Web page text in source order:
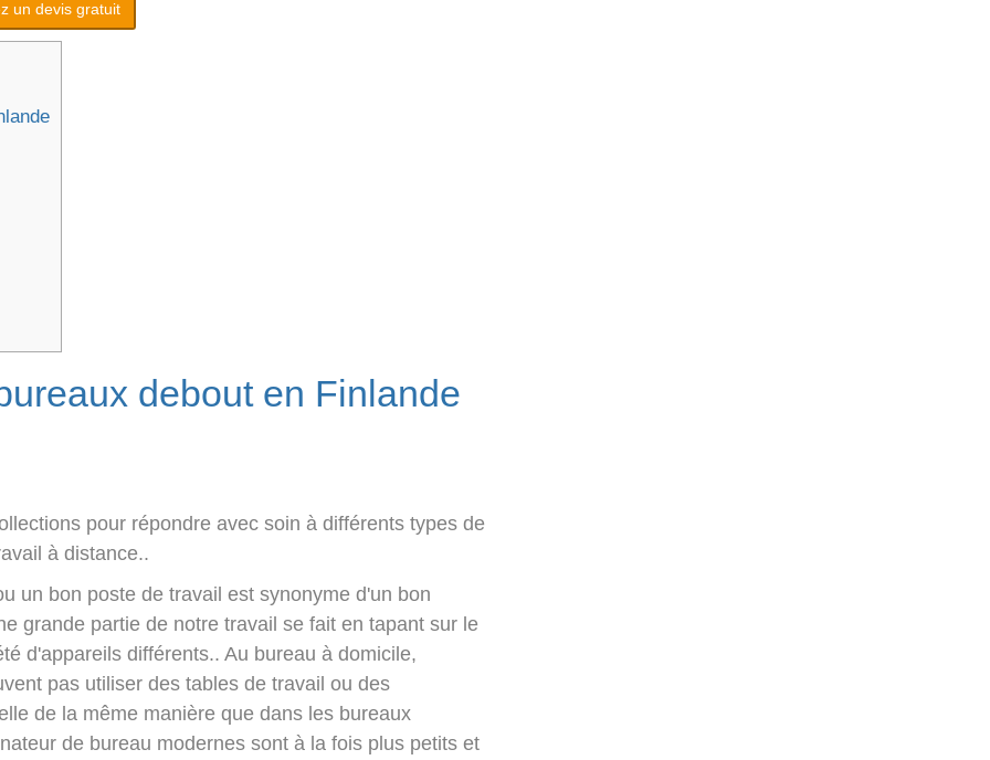
un devis gratuit
debout en Finlande
pour répondre avec soin à différents types de
à distance..
un bon poste de travail est synonyme d'un bon
grande partie de notre travail se fait en tapant sur le
d'appareils différents.. Au bureau à domicile,
pas utiliser des tables de travail ou des
de la même manière que dans les bureaux
de bureau modernes sont à la fois plus petits et